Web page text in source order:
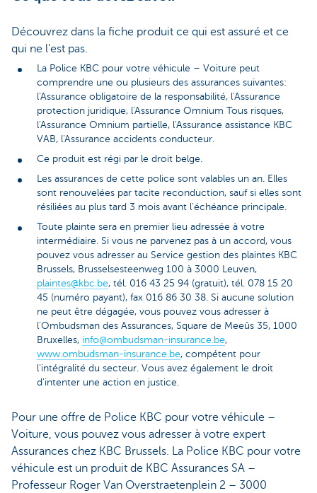
Découvrez dans la fiche produit ce qui est assuré et ce
qui ne l'est pas.
La Police KBC pour votre véhicule – Voiture peut
comprendre une ou plusieurs des assurances suivantes:
l'Assurance obligatoire de la responsabilité, l'Assurance
protection juridique, l'Assurance Omnium Tous risques,
l'Assurance Omnium partielle, l'Assurance assistance KBC
VAB, l'Assurance accidents conducteur.
Ce produit est régi par le droit belge.
Les assurances de cette police sont valables un an. Elles
sont renouvelées par tacite reconduction, sauf si elles sont
résiliées au plus tard 3 mois avant l'échéance principale.
Toute plainte sera en premier lieu adressée à votre
intermédiaire. Si vous ne parvenez pas à un accord, vous
pouvez vous adresser au Service gestion des plaintes KBC
Brussels, Brusselsesteenweg 100 à 3000 Leuven,
plaintes@kbc.be, tél. 016 43 25 94 (gratuit), tél. 078 15 20
45 (numéro payant), fax 016 86 30 38. Si aucune solution
ne peut être dégagée, vous pouvez vous adresser à
l'Ombudsman des Assurances, Square de Meeûs 35, 1000
Bruxelles, info@ombudsman-insurance.be,
www.ombudsman-insurance.be, compétent pour
l'intégralité du secteur. Vous avez également le droit
d'intenter une action en justice.
Pour une offre de Police KBC pour votre véhicule –
Voiture, vous pouvez vous adresser à votre expert
Assurances chez KBC Brussels. La Police KBC pour votre
véhicule est un produit de KBC Assurances SA –
Professeur Roger Van Overstraetenplein 2 – 3000